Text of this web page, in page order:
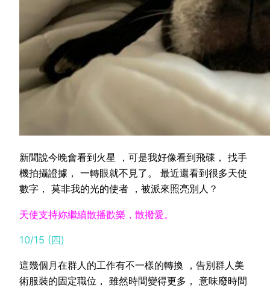
新聞說今晚會看到火星 ，可是我好像看到飛碟， 找手
機拍攝證據， 一轉眼就不見了。 最近還看到很多天使
數字， 莫非我的光的使者 ，被派來照亮別人？
天使支持妳繼續散播歡樂，散撥愛。
10/15 (四)
這幾個月在群人的工作有不一樣的轉換 ，告別群人美
術服裝的固定職位， 雖然時間變得更多， 意味廢時間